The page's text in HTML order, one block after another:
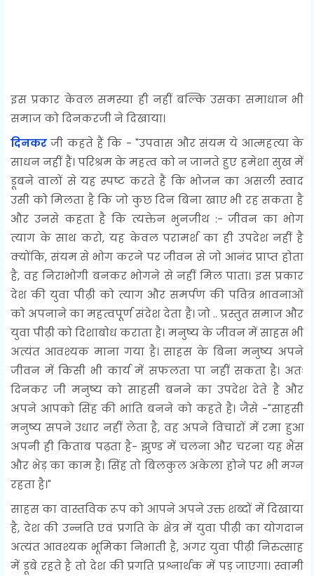
इस प्रकार केवल समस्या ही नहीं बल्कि उसका समाधान भी
समाज को दिनकरजी ने दिखाया।
दिनकर जी कहते हैं कि - "उपवास और संयम ये आत्महत्या के
साधन नहीं हैं। परिश्रम के महत्व को न जानते हुए हमेशा सुख में
डूबने वालों से यह स्पष्ट करते हैं कि भोजन का असली स्वाद
उसी को मिलता है कि जो कुछ दिन बिना खाए भी रह सकता है
और उनसे कहता है कि त्यक्तेन भुनजीथ :- जीवन का भोग
त्याग के साथ करो, यह केवल परामर्श का ही उपदेश नहीं है
क्योंकि, संयम से भोग करने पर जीवन से जो आनंद प्राप्त होता
है, वह निराभोगी बनकर भोगने से नहीं मिल पाता। इस प्रकार
देश की युवा पीढ़ी को त्याग और समर्पण की पवित्र भावनाओं
को अपनाने का महत्वपूर्ण संदेश देता है। जो .. प्रस्तुत समाज और
युवा पीढ़ी को दिशाबोध कराता है। मनुष्य के जीवन में साहस भी
अत्यंत आवश्यक माना गया है। साहस के बिना मनुष्य अपने
जीवन में किसी भी कार्य में सफलता पा नहीं सकता है। अतः
दिनकर जी मनुष्य को साहसी बनने का उपदेश देते है और
अपने आपको सिंह की भांति बनने को कहते है। जैसे -"साहसी
मनुष्य सपने उधार नहीं लेता है, वह अपने विचारों में रमा हुआ
अपनी ही किताब पढ़ता है- झुण्ड में चलना और चरना यह भैंस
और भेड़ का काम है। सिंह तो बिलकुल अकेला होने पर भी मग्न
रहता है।"
साहस का वास्तविक रूप को आपने अपने उक्त शब्दों में दिखाया
है, देश की उन्नति एवं प्रगति के क्षेत्र में युवा पीढ़ी का योगदान
अत्यंत आवश्यक भूमिका निभाती है, अगर युवा पीढ़ी निरुत्साह
में डूबे रहते है तो देश की प्रगति प्रश्नार्थक में पड़ जाएगा। स्वामी